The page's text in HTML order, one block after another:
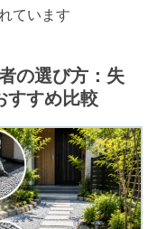
ています
の選び方：失
すすめ比較